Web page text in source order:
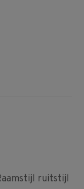
ruitstijl